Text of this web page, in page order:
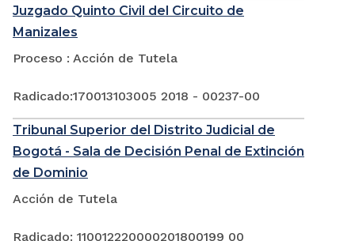
Juzgado Quinto Civil del Circuito de
Manizales
Proceso : Acción de Tutela
Radicado:170013103005 2018 - 00237-00
Tribunal Superior del Distrito Judicial de
Bogotá - Sala de Decisión Penal de Extinción
de Dominio
Acción de Tutela
Radicado: 110012220000201800199 00